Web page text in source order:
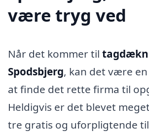
være tryg ved
Når det kommer til
Spodsbjerg, kan det være
at finde det rette firma til
Heldigvis er det blevet
tre gratis og uforpligtende